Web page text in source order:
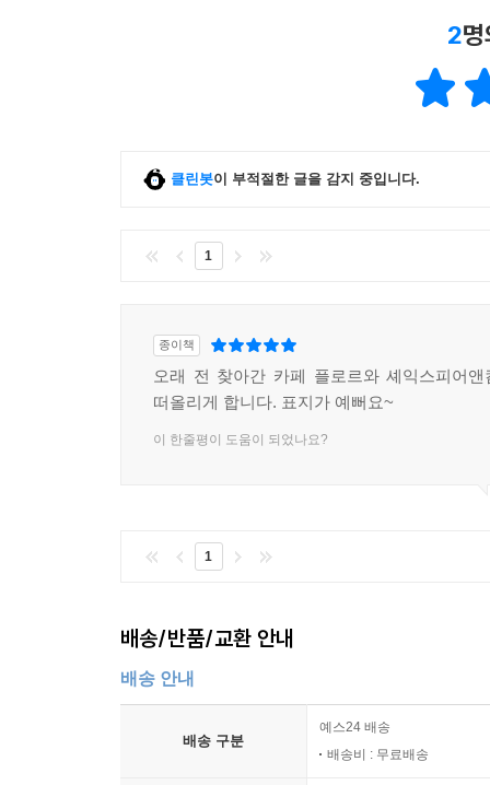
2
클린봇이 부적절한 글을 감지 중입니다.
1
종이책
오래 전 찾아간 카페 플로르와 셰익스피어앤
떠올리게 합니다. 표지가 예뻐요~
이 한줄평이 도움이 되었나요?
1
배송/반품/교환 안내
배송 안내
배송 구분
예스24 배송
배송비 : 무료배송